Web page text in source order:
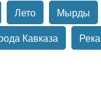
Лето Мырды
Кавказа Река